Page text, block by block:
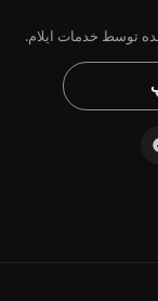
توسط خدمات ایلام.